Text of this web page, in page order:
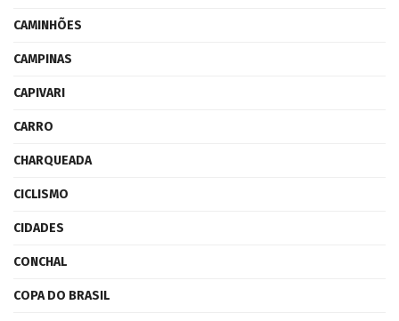
CAMINHÕES
CAMPINAS
CAPIVARI
CARRO
CHARQUEADA
CICLISMO
CIDADES
CONCHAL
COPA DO BRASIL